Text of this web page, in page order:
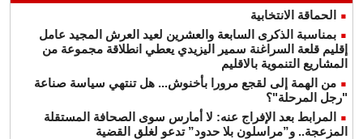
الحماقة الانتخابية
بمناسبة الذكرى السابعة والعشرين لعيد العرش المجيد عامل
إقليم قلعة السراغنة سمير اليزيدي يعطي انطلاقة مجموعة من
المشاريع التنموية بالاقليم
من الهمة إلى لقجع مرورا بأخنوش... هل تنتهي سياسة صناعة
"رجل المرحلة"؟
المرابط بعد الإفراج عنه: لا أمارس سوى الصحافة المستقلة
المزعجة.. و”مراسلون بلا حدود” تدعو لغلق القضية